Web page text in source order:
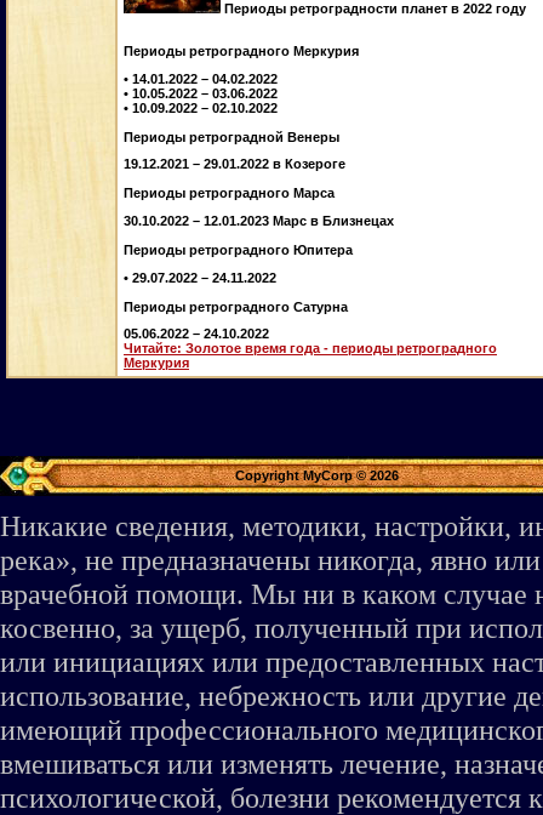
Периоды ретроградности планет в 2022 году
Периоды ретроградного Меркурия
• 14.01.2022 – 04.02.2022
• 10.05.2022 – 03.06.2022
• 10.09.2022 – 02.10.2022
Периоды ретроградной Венеры
19.12.2021 – 29.01.2022 в Козероге
Периоды ретроградного Марса
30.10.2022 – 12.01.2023 Марс в Близнецах
Периоды ретроградного Юпитера
• 29.07.2022 – 24.11.2022
Периоды ретроградного Сатурна
05.06.2022 – 24.10.2022
Читайте: Золотое время года - периоды ретроградного
Меркурия
Copyright MyCorp © 2026
Никакие сведения, методики, настройки,
река», не предназначены никогда, явно
врачебной помощи. Мы ни в каком случае
косвенно, за ущерб, полученный при
или инициациях или предоставленных
использование, небрежность или другие
имеющий профессионального
вмешиваться или изменять лечение,
психологической, болезни рекомендуется